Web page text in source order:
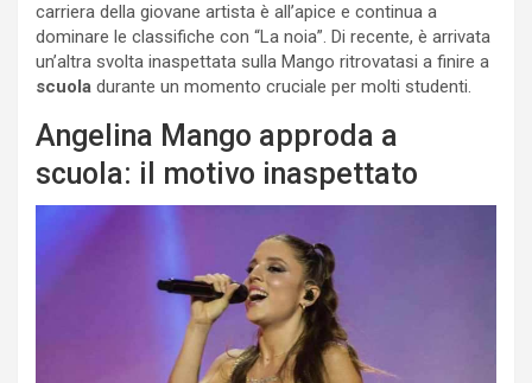
carriera della giovane artista è all’apice e continua a
dominare le classifiche con “La noia”. Di recente, è arrivata
un’altra svolta inaspettata sulla Mango ritrovatasi a finire a
scuola durante un momento cruciale per molti studenti.
Angelina Mango approda a
scuola: il motivo inaspettato